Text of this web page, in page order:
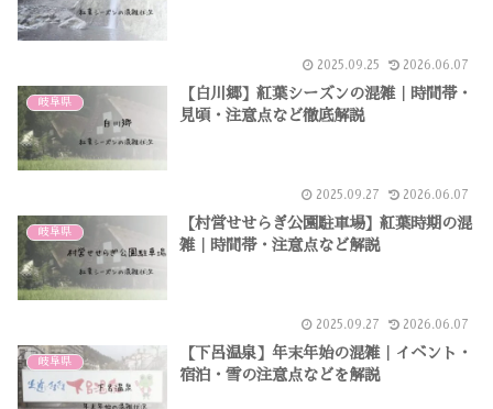
2025.09.25 2026.06.07
岐阜県
【白川郷】紅葉シーズンの混雑｜時間帯・
見頃・注意点など徹底解説
2025.09.27 2026.06.07
岐阜県
【村営せせらぎ公園駐車場】紅葉時期の混
雑｜時間帯・注意点など解説
2025.09.27 2026.06.07
岐阜県
【下呂温泉】年末年始の混雑｜イベント・
宿泊・雪の注意点などを解説